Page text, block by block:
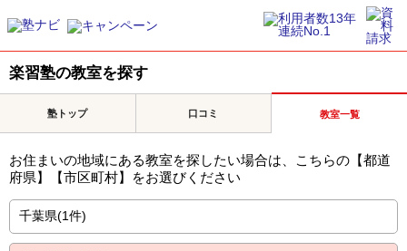
楽習塾の教室を探す
塾トップ 口コミ 教室一覧
お住まいの地域にある教室を探したい場合は、こちらの【都道
府県】【市区町村】をお選びください